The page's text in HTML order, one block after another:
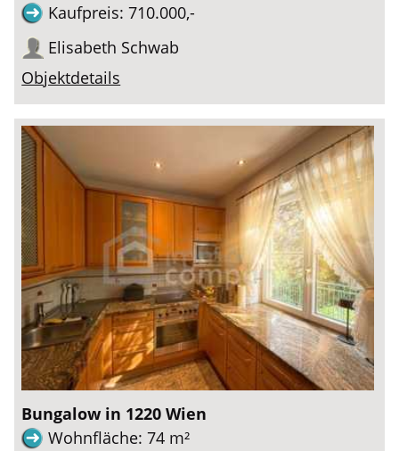
Kaufpreis: 710.000,-
Elisabeth Schwab
Objektdetails
Bungalow in 1220 Wien
Wohnfläche: 74 m²